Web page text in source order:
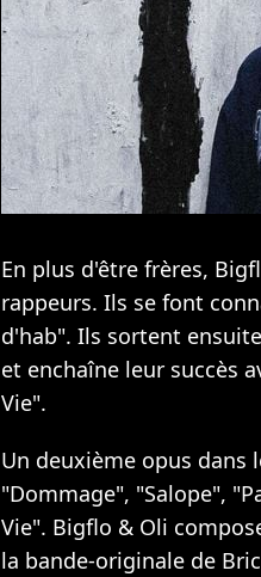
En plus d'être frères,
rappeurs. Ils se font
d'hab". Ils sortent
et enchaîne leur succès
Vie".
Un deuxième opus dans
"Dommage", "Salope",
Vie". Bigflo & Oli
la bande-originale de